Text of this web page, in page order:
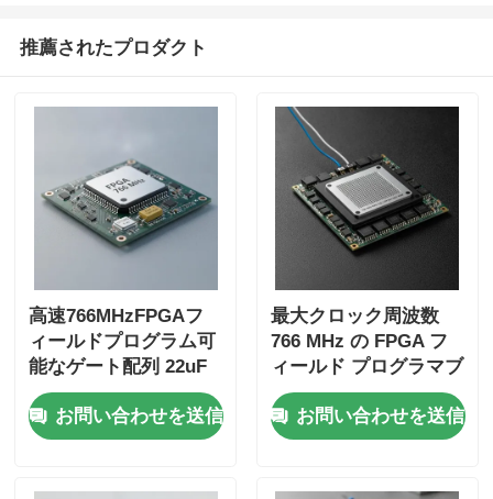
推薦されたプロダクト
高速766MHzFPGAフ
ィールドプログラム可
能なゲート配列 22uF
タンタル凝縮体と6マ
イクロ秒の安定時間
お問い合わせを送信
最大クロック周波数
766 MHz の FPGA フ
ィールド プログラマブ
ル ゲート アレイ、229
K ビット分散 RAM、
および 2 線式 I2C イン
お問い合わせを送信